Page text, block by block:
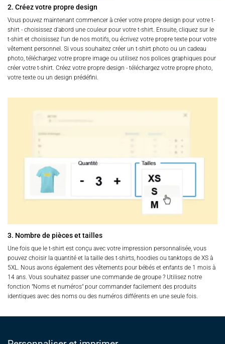
2. Créez votre propre design
Vous pouvez maintenant commencer à créer votre propre design pour votre t-
shirt - choisissez d'abord une couleur pour votre t-shirt. Ensuite, cliquez sur le
t-shirt et choisissez l'un de nos motifs, ou écrivez votre propre texte pour votre
vêtement personnel. Si vous souhaitez créer un t-shirt photo ou un cadeau
photo, téléchargez votre propre image ou utilisez nos polices graphiques pour
créer votre t-shirt. Créez votre propre design - téléchargez votre propre photo,
votre texte ou un design prédéfini.
3. Nombre de pièces et tailles
Une fois que le t-shirt est conçu avec votre impression personnalisée, vous
pouvez choisir la quantité et la taille des t-shirts, hoodies ou tanktops de XS à
5XL. Nous avons également des vêtements pour bébés et enfants de 1 mois à
14 ans. Vous souhaitez passer une commande de groupe ? Utilisez notre
fonction "Noms et numéros" pour commander facilement des produits
identiques avec des noms ou des numéros différents en une seule fois.